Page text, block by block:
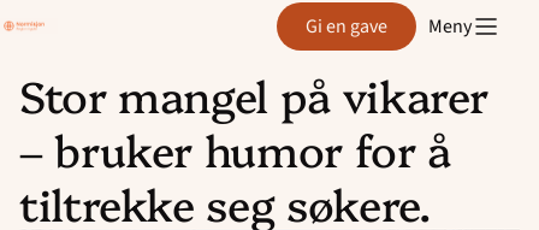
Hopp
innhold
Agder Gi en gave Meny
Stor mangel på vikarer
– bruker humor for å
tiltrekke seg søkere.